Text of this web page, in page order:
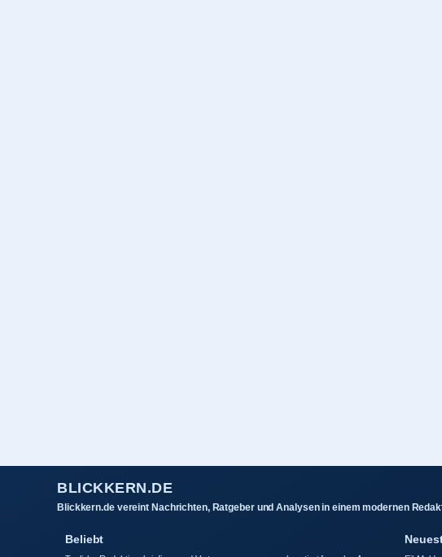
Beliebt
Verifikation.